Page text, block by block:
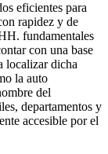
eficientes para
rapidez y de
fundamentales
con una base
localizar dicha
la auto
del
departamentos y
accesible por el